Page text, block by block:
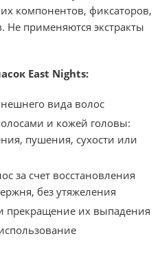
компонентов, фиксаторов,
Не применяются экстракты
East Nights:
вида волос
и кожей головы:
пушения, сухости или
за счет восстановления
без утяжеления
прекращение их выпадения